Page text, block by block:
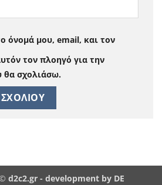
όνομά μου, email, και τον
τον πλοηγό για την
θα σχολιάσω.
d2c2.gr - development by DE